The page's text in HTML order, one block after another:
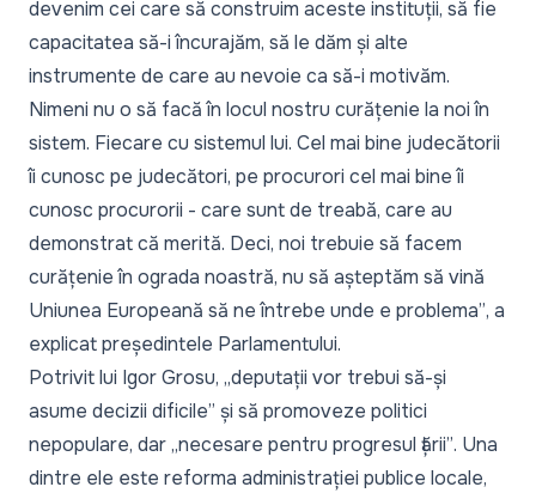
devenim cei care să construim aceste instituții, să fie
capacitatea să-i încurajăm, să le dăm și alte
instrumente de care au nevoie ca să-i motivăm.
Nimeni nu o să facă în locul nostru curățenie la noi în
sistem. Fiecare cu sistemul lui. Cel mai bine judecătorii
îi cunosc pe judecători, pe procurori cel mai bine îi
cunosc procurorii - care sunt de treabă, care au
demonstrat că merită. Deci, noi trebuie să facem
curățenie în ograda noastră, nu să așteptăm să vină
Uniunea Europeană să ne întrebe unde e problema”, a
explicat președintele Parlamentului.
Potrivit lui Igor Grosu, „deputații vor trebui să-și
asume decizii dificile” și să promoveze politici
nepopulare, dar„necesare pentru progresul țării”. Una
dintre ele este reforma administrației publice locale,